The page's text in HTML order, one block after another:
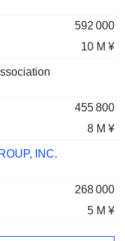
592 000
10 M ¥
455 800
8 M ¥
INC.
268 000
5 M ¥